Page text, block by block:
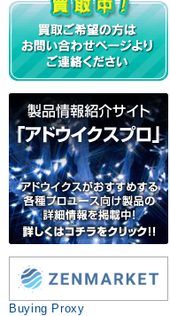
Buying Proxy